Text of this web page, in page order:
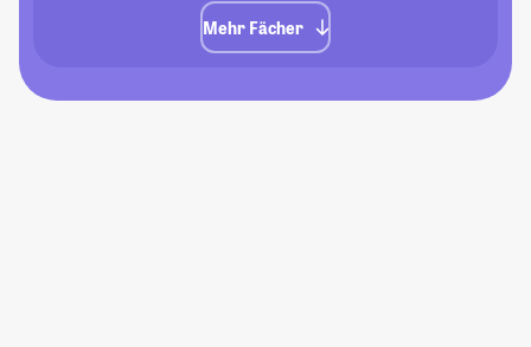
Mehr Fächer